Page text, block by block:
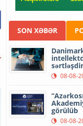
SON XƏBƏR
08-08-
görülüb
08-08-